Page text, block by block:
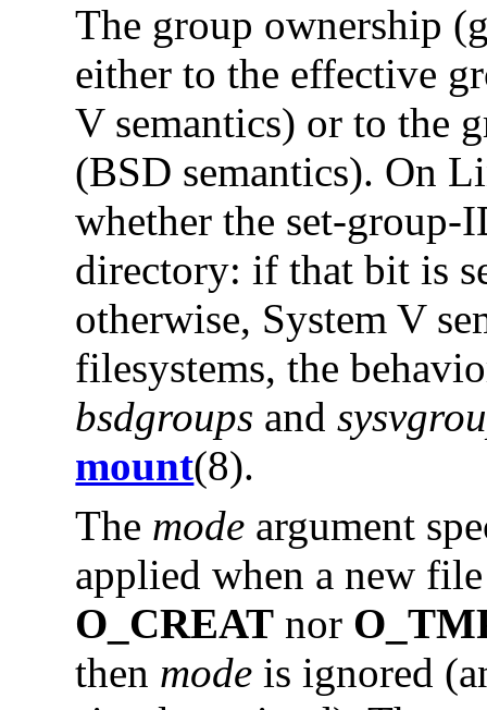
The group ownership
either to the effective
V semantics) or to the
(BSD semantics). On
whether the set-group-
directory: if that bit is
otherwise, System V
filesystems, the
bsdgroups and
mount(8).
The mode argument
applied when a new
O_CREAT nor
then mode is ignored